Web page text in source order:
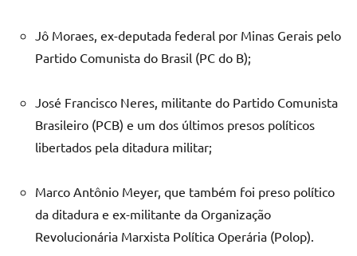
Jô Moraes, ex-deputada federal por Minas Gerais pelo
Partido Comunista do Brasil (PC do B);
José Francisco Neres, militante do Partido Comunista
Brasileiro (PCB) e um dos últimos presos políticos
libertados pela ditadura militar;
Marco Antônio Meyer, que também foi preso político
da ditadura e ex-militante da Organização
Revolucionária Marxista Política Operária (Polop).